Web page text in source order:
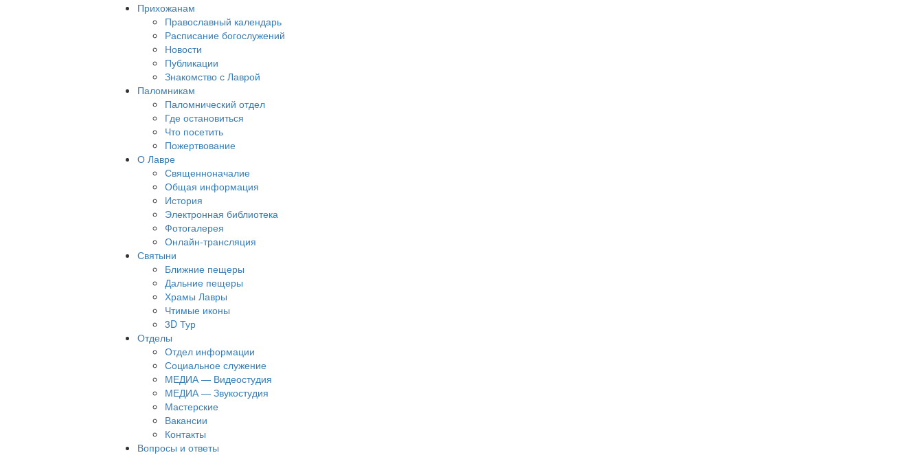
Прихожанам
Православный календарь
Расписание богослужений
Новости
Публикации
Знакомство с Лаврой
Паломникам
Паломнический отдел
Где остановиться
Что посетить
Пожертвование
О Лавре
Священноначалие
Общая информация
История
Электронная библиотека
Фотогалерея
Онлайн-трансляция
Святыни
Ближние пещеры
Дальние пещеры
Храмы Лавры
Чтимые иконы
3D Тур
Отделы
Отдел информации
Социальное служение
МЕДИА — Видеостудия
МЕДИА — Звукостудия
Мастерские
Вакансии
Контакты
Вопросы и ответы